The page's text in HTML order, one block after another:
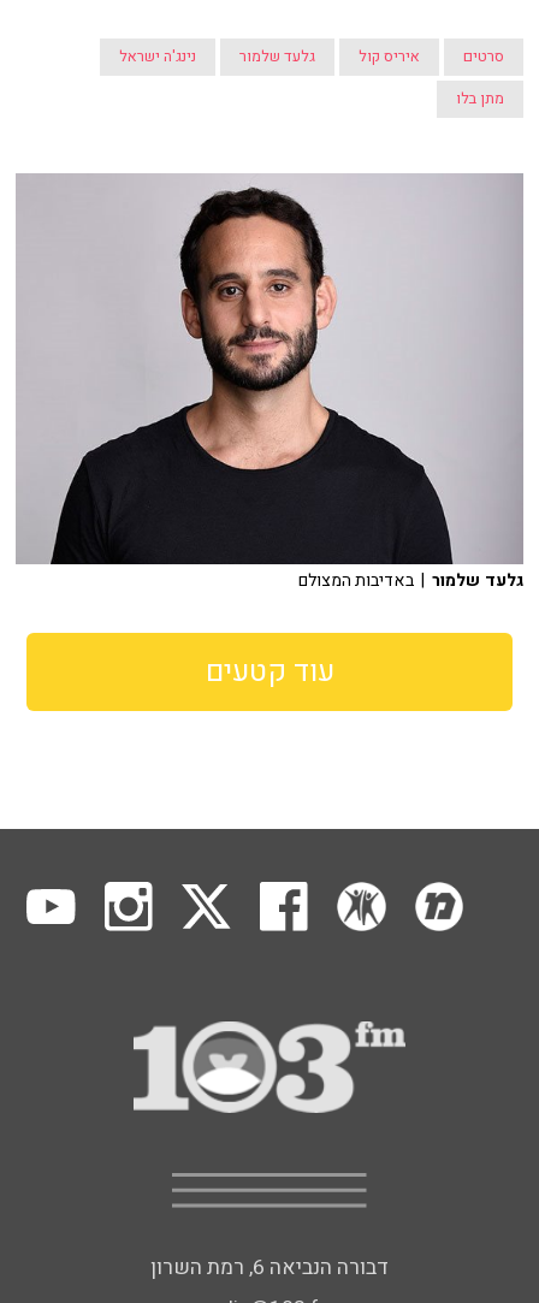
סרטים איריס קול גלעד שלמור
נינג'ה ישראל
מתן בלו
גלעד שלמור | באדיבות המצולם
עוד קטעים
דבורה הנביאה 6, רמת השרון